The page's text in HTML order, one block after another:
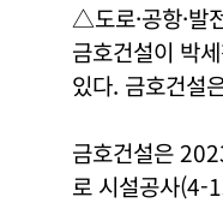
△도로·공항·발
금호건설이 박
있다. 금호건설
금호건설은
로 시설공사(4-